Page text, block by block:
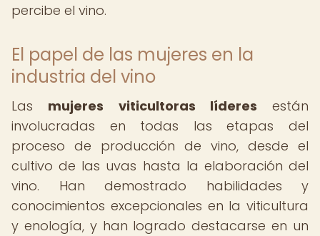
percibe el vino.
El papel de las mujeres en la
industria del vino
Las mujeres viticultoras líderes están
involucradas en todas las etapas del
proceso de producción de vino, desde el
cultivo de las uvas hasta la elaboración del
vino. Han demostrado habilidades y
conocimientos excepcionales en la viticultura
y enología, y han logrado destacarse en un